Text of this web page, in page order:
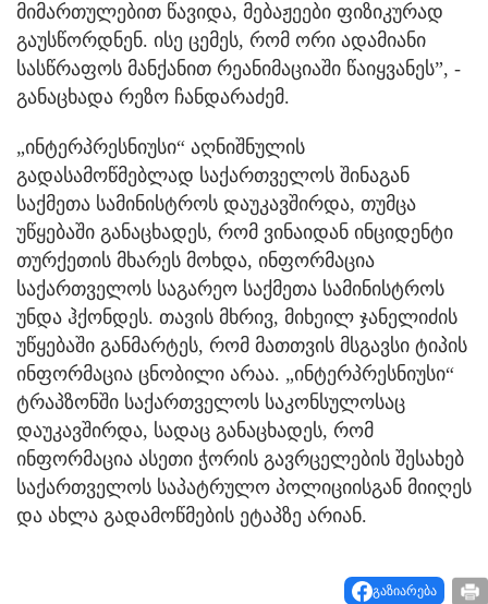
მიმართულებით წავიდა, მებაჟეები ფიზიკურად
გაუსწორდნენ. ისე ცემეს, რომ ორი ადამიანი
სასწრაფოს მანქანით რეანიმაციაში წაიყვანეს”, -
განაცხადა რეზო ჩანდარაძემ.
„ინტერპრესნიუსი“ აღნიშნულის
გადასამოწმებლად საქართველოს შინაგან
საქმეთა სამინისტროს დაუკავშირდა, თუმცა
უწყებაში განაცხადეს, რომ ვინაიდან ინციდენტი
თურქეთის მხარეს მოხდა, ინფორმაცია
საქართველოს საგარეო საქმეთა სამინისტროს
უნდა ჰქონდეს. თავის მხრივ, მიხეილ ჯანელიძის
უწყებაში განმარტეს, რომ მათთვის მსგავსი ტიპის
ინფორმაცია ცნობილი არაა. „ინტერპრესნიუსი“
ტრაპზონში საქართველოს საკონსულოსაც
დაუკავშირდა, სადაც განაცხადეს, რომ
ინფორმაცია ასეთი ჭორის გავრცელების შესახებ
საქართველოს საპატრულო პოლიციისგან მიიღეს
და ახლა გადამოწმების ეტაპზე არიან.
გაზიარება